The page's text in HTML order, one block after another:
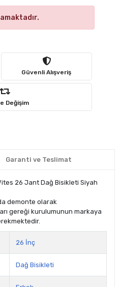
Güvenli Alışveriş
Değişim
Garanti ve Teslimat
26 Jant Dağ Bisikleti Siyah
demonte olarak
gereği kurulumunun markaya
26 İnç
Dağ Bisikleti